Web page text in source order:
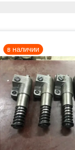
в наличии